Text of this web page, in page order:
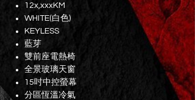
12x,xxxKM
WHITE(白色)
KEYLESS
藍芽
雙前座電熱椅
全景玻璃天窗
15吋中控螢幕
分區恆溫冷氣